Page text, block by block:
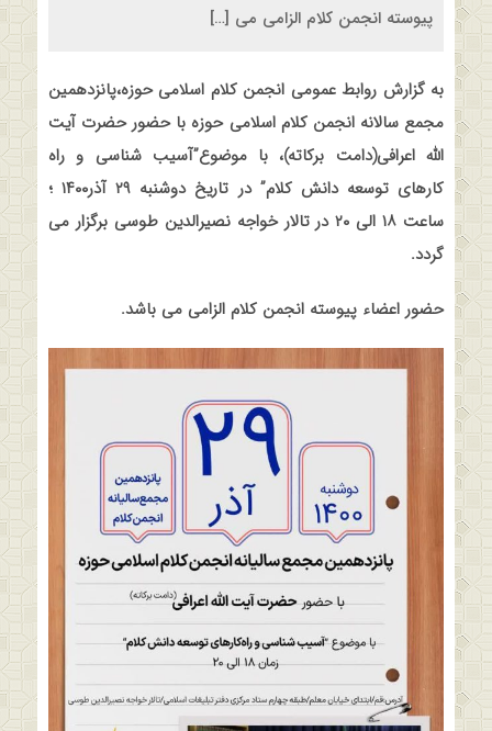
پیوسته انجمن کلام الزامی می […]
به گزارش روابط عمومی انجمن کلام اسلامی حوزه،پانزدهمین
مجمع سالانه انجمن کلام اسلامی حوزه با حضور حضرت آیت
الله اعرافی(دامت برکاته)، با موضوع”آسیب شناسی و راه
کارهای توسعه دانش کلام” در تاریخ دوشنبه ۲۹ آذر۱۴۰۰ ؛
ساعت ۱۸ الی ۲۰ در تالار خواجه نصیرالدین طوسی برگزار می
گردد.
حضور اعضاء پیوسته انجمن کلام الزامی می باشد.